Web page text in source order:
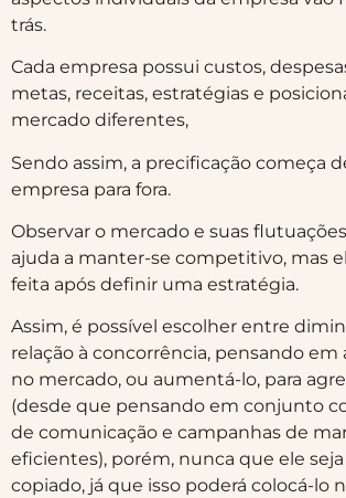
trás.
Cada empresa possui custos,
metas, receitas, estratégias e
mercado diferentes,
Sendo assim, a precificação começa
empresa para fora.
Observar o mercado e suas
ajuda a manter-se competitivo, mas
feita após definir uma estratégia.
Assim, é possível escolher entre
relação à concorrência, pensando em
no mercado, ou aumentá-lo, para
(desde que pensando em conjunto
de comunicação e campanhas de
eficientes), porém, nunca que ele
copiado, já que isso poderá colocá-lo